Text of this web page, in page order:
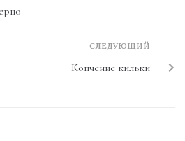
СЛЕДУЮЩИЙ
Копчение кильки